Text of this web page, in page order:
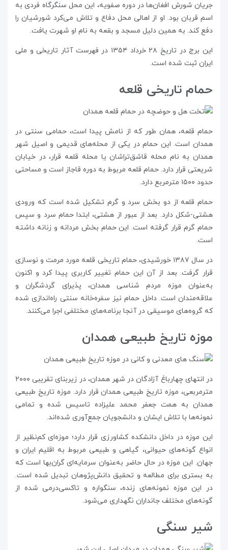
جریان شورش افغان‌ها در دوره صفویه، این محل سنگرگاه فردی به
اسم قربان بود. او از اهالی محل دفاع و تلاش می‌کرد شورشیان را
دفع کند. به همین دلیل مسجد و بقعه به نام او شهرت یافت.
این برج در تاریخ ۲۸ خرداد ۱۳۵۴ در فهرست آثار تاریخی و ملی
ایران ثبت شده است.
حمام تاریخی قلعه
حمام قلعه، همان طور که از نامش پیدا است، حمامی سنتی در
همدان است. این حمام در یکی از محله‌های قدیمی و اصیل شهر
همدان به نام محله قاشق‌تراشان یا محله قلعه قرار، در خیابان
شریعتی قرار دارد. حمام قلعه مربوط به دوره‌ قاجاز است و مساحتی
حدود ۱۵۰۰ مترمربع دارد.
حمام قلعه از دو بخش سرد و گرم تشکیل شده است که ورودی
هشتی-شکل دارد. بعد از عبور از هشتی، ابتدا حمام سرد و سپس
حمام گرم قرار گرفته است. این حمام بخش مردانه و زنانه داشته
است.
در سال ۱۳۸۷ خورشیدی، حمام تاریخی قلعه مورد مرمت و نوسازی
قرار گرفت. بعد از آن این حمام تغییر کاربری پیدا کرد و اکنون
به‌عنوان موزه مردم شناسی همدان، پذیرای گردشگران و
علاقه‌مندان است. داخل حمام نیز سفره‌خانه سنتی راه‌اندازی شده
که گروه‌های موسیقی در آنجا برنامه‌های مختلفی اجرا می‌کنند.
موزه تاریخ طبیعی همدان
در انتهای چهارباغ آزادگان در شهر همدان، در زیربنای تقریبی ۲۰۰۰
مترمربعی، موزه تاریخ طبیعی همدان قرار دارد. موزه تاریخ طبیعی
همدان به همت جعفر محمد علیزاده تاسیس شده و تمامی
نمونه‌ها با تلاش ایشان و دانشجویان جمع‌آوری شده‌اند.
این موزه در داخل دانشکده کشاورزی قرار دارد؛ موزه‌ای کم‌نظیر از
انواع گونه‌های حیوانی، گیاهی و طبیعی مربوط به اقلیم ایران و
جهان. این موزه در حال حاضر به‌عنوان سرمایه‌ای گران‌بها است که
به بستری برای مطالعه و تحقیق دانش‌پژوهان تبدیل شده است.
در این موزه نمونه‌های زنده، سنگواره و تاکسی‌درمی شده از
گونه‌های مختلف جانداران نگهداری می‌شود.
شیر سنگی